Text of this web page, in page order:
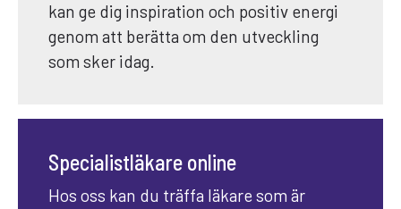
kan ge dig inspiration och positiv energi
genom att berätta om den utveckling
som sker idag.
Specialistläkare online
Hos oss kan du träffa läkare som är